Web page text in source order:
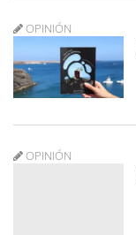
OPINIÓN
OPINIÓN